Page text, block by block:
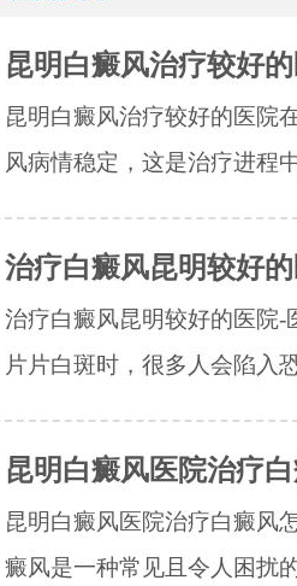
昆明白癜风治疗较好
昆明白癜风治疗较好的医院
风病情稳定，这是治疗进程
治疗白癜风昆明较好
治疗白癜风昆明较好的医院-
片片白斑时，很多人会陷入
昆明白癜风医院治疗
昆明白癜风医院治疗白癜风
癜风是一种常见且令人困扰